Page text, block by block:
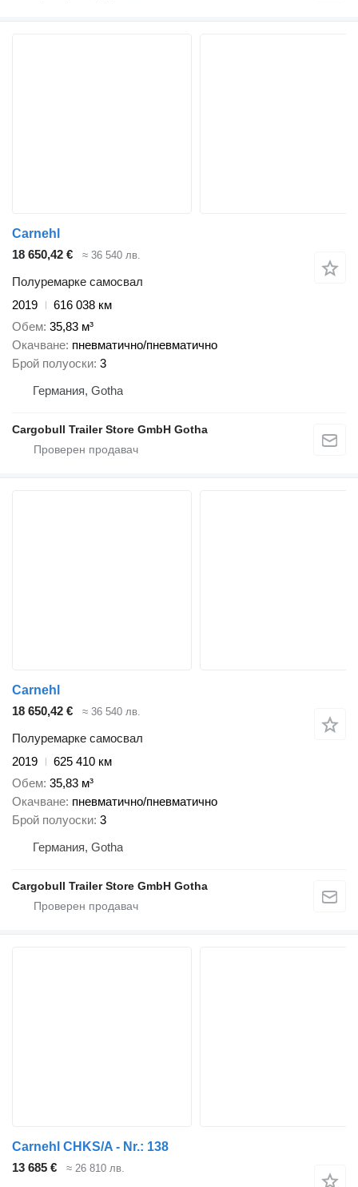
Carnehl
18 650,42 €
≈ 36 540 лв.
Полуремарке самосвал
2019
616 038 км
Обем 35,83 м³
Окачване пневматично/пневматично
Брой полуоски 3
Германия, Gotha
Cargobull Trailer Store GmbH Gotha
Carnehl
18 650,42 €
≈ 36 540 лв.
Полуремарке самосвал
2019
625 410 км
Обем 35,83 м³
Окачване пневматично/пневматично
Брой полуоски 3
Германия, Gotha
Cargobull Trailer Store GmbH Gotha
Carnehl CHKS/A - Nr.: 138
13 685 €
≈ 26 810 лв.